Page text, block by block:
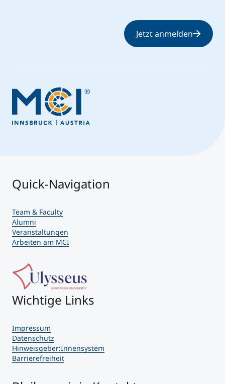
Jetzt anmelden
Quick-Navigation
Team & Faculty
Alumni
Veranstaltungen
Arbeiten am MCI
Wichtige Links
Impressum
Datenschutz
Hinweisgeber:Innensystem
Barrierefreiheit